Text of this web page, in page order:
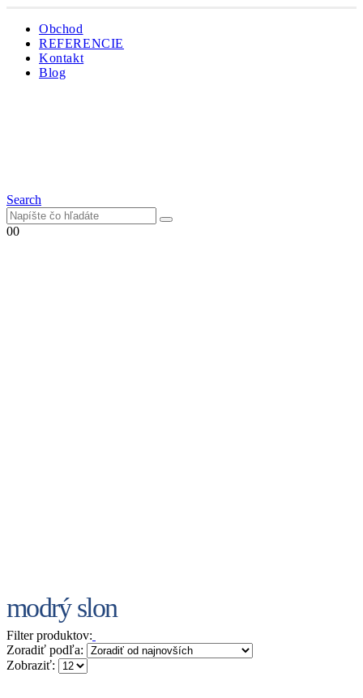
Obchod
REFERENCIE
Kontakt
Blog
Search
00
modrý slon
Filter produktov:
Zoradiť podľa:
Zobraziť: